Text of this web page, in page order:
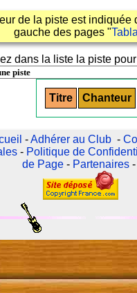
de la piste est indiquée
gauche des pages "
dans la liste la piste
Titre Chanteur
-Adhérer au Club -
- Politique de
de Page - Partenaires -